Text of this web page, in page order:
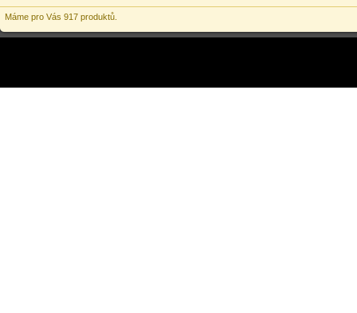
Máme pro Vás 917 produktů.